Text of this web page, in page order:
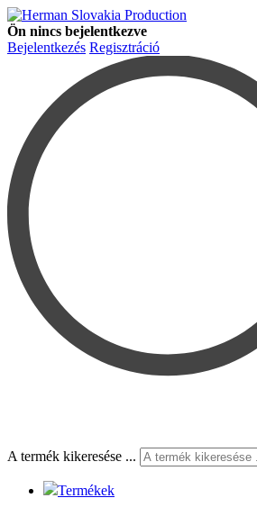
Ön nincs bejelentkezve
Bejelentkezés Regisztráció
A termék kikeresése ...
Termékek